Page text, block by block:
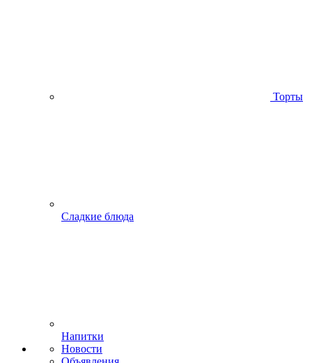
Торты
Сладкие блюда
Напитки
Новости